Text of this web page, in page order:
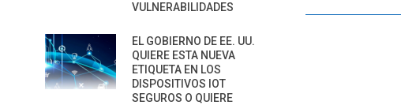
VULNERABILIDADES
EL GOBIERNO DE EE. UU.
QUIERE ESTA NUEVA
ETIQUETA EN LOS
DISPOSITIVOS IOT
SEGUROS O QUIERE